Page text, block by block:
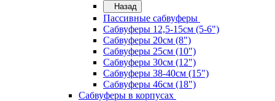
Назад
Пассивные сабвуферы
Сабвуферы 12,5-15см (5-6")
Сабвуферы 20см (8")
Сабвуферы 25см (10")
Сабвуферы 30см (12")
Сабвуферы 38-40см (15")
Сабвуферы 46см (18")
Сабвуферы в корпусах